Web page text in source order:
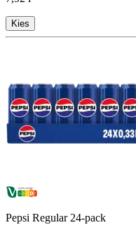
Kies
Pepsi Regular 24-pack